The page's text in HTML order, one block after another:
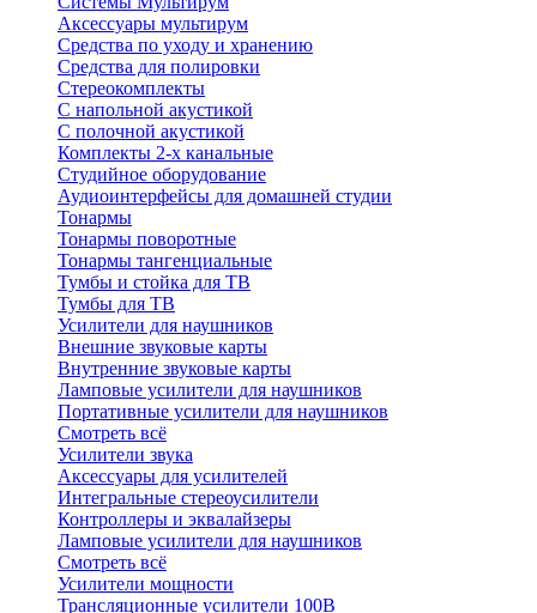
Аксессуары мультирум
Средства по уходу и хранению
Средства для полировки
Стереокомплекты
C напольной акустикой
C полочной акустикой
Комплекты 2-х канальные
Студийное оборудование
Аудиоинтерфейсы для домашней студии
Тонармы
Тонармы поворотные
Тонармы тангенциальные
Тумбы и стойка для ТВ
Тумбы для ТВ
Усилители для наушников
Внешние звуковые карты
Внутренние звуковые карты
Ламповые усилители для наушников
Портативные усилители для наушников
Смотреть всё
Усилители звука
Аксессуары для усилителей
Интегральные стереоусилители
Контроллеры и эквалайзеры
Ламповые усилители для наушников
Смотреть всё
Усилители мощности
Трансляционные усилители 100В